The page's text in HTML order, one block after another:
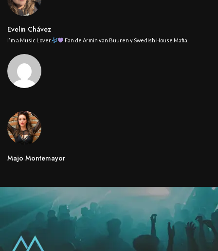
Evelin Chávez
I’ m a Music Lover. Fan de Armin van Buuren y Swedish House Mafia.
Majo Montemayor